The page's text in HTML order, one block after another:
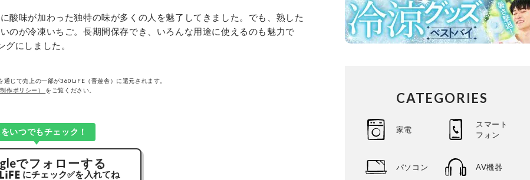
酸味が加わった独特の味が多くの人を魅了してきました。でも、熟した
のが冷凍いちご。長期間保存でき、いろんな用途に使えるのも魅力で
にしました。
じて売上の一部が360LiFE（晋遊舎）に還元されます。
作ポリシー） をご覧ください。
いつでもチェック！
でフォローする
にチェック✅を入れてね
CATEGORIES
家電
スマート
フォン
パソコン AV機器